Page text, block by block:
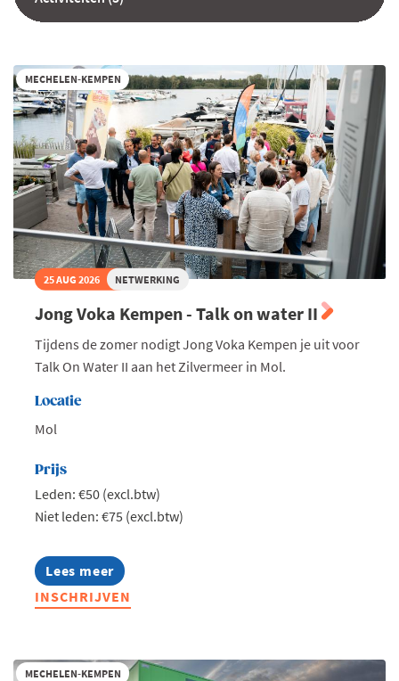
MECHELEN-KEMPEN
25 AUG 2026 NETWERKING
Jong Voka Kempen - Talk on water II
Tijdens de zomer nodigt Jong Voka Kempen je uit voor
Talk On Water II aan het Zilvermeer in Mol.
Locatie
Mol
Prijs
Leden: €50 (excl.btw)
Niet leden: €75 (excl.btw)
Lees meer
about
Jong
Voka
on
INSCHRIJVEN
MECHELEN-KEMPEN